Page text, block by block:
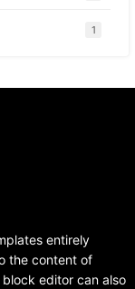
1
entirely
the content of
editor can also